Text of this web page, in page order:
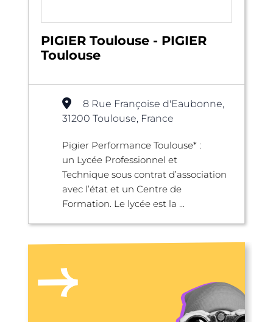
PIGIER Toulouse - PIGIER
Toulouse
8 Rue Françoise d'Eaubonne,
31200 Toulouse, France
Pigier Performance Toulouse* :
un Lycée Professionnel et
Technique sous contrat d’association
avec l’état et un Centre de
Formation. Le lycée est la ...